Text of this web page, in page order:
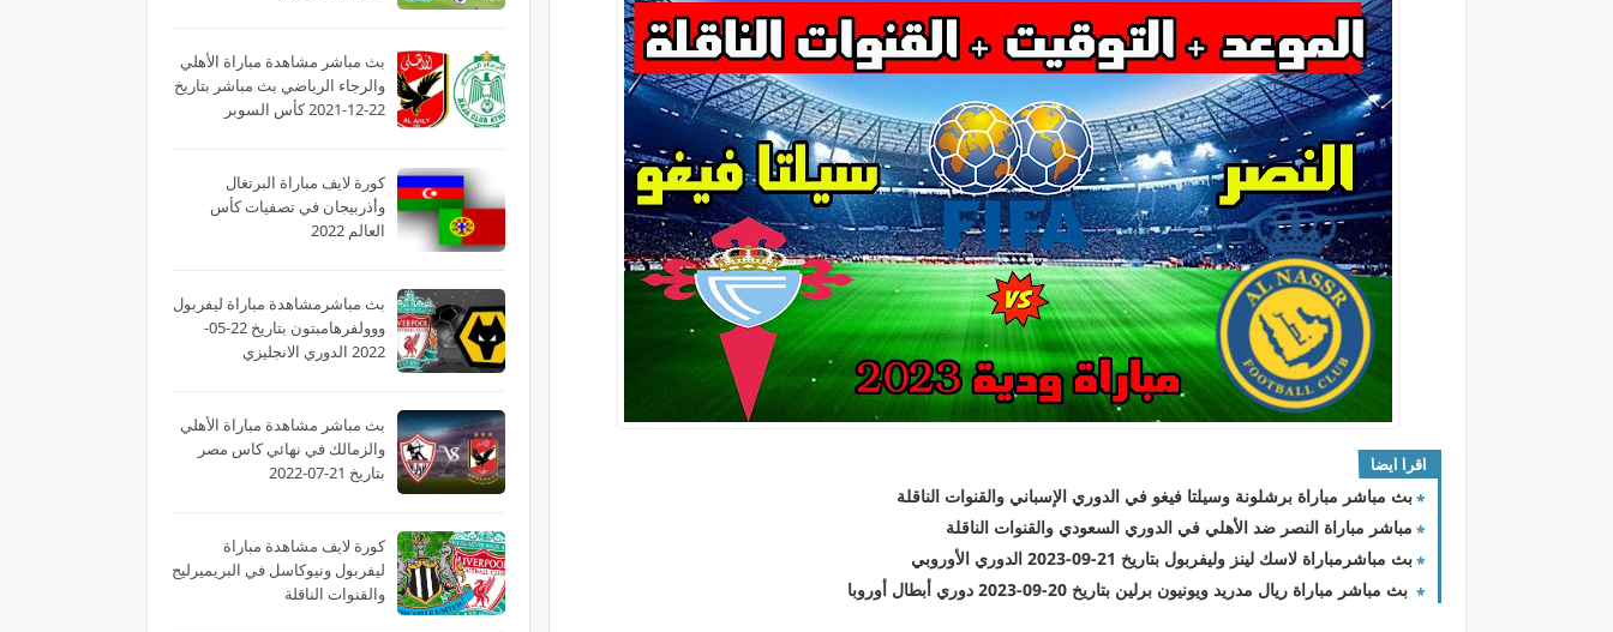
اقرا ايضا
بث مباشر مباراة برشلونة وسيلتا فيغو في الدوري الإسباني والقنوات الناقلة
مباشر مباراة النصر ضد الأهلي في الدوري السعودي والقنوات الناقلة
بث مباشرمباراة لاسك لينز وليفربول بتاريخ 21-09-2023 الدوري الأوروبي
بث مباشر مباراة ريال مدريد ويونيون برلين بتاريخ 20-09-2023 دوري أبطال أوروبا
بث مباشر مشاهدة مباراة الأهلي
والرجاء الرياضي بث مباشر بتاريخ
22-12-2021 كأس السوبر
كورة لايف مباراة البرتغال
وأذربيجان في تصفيات كأس
العالم 2022
بث مباشرمشاهدة مباراة ليفربول
ووولفرهامبتون بتاريخ 22-05-
2022 الدوري الانجليزي
بث مباشر مشاهدة مباراة الأهلي
والزمالك في نهائي كاس مصر
بتاريخ 21-07-2022
كورة لايف مشاهدة مباراة
ليفربول ونيوكاسل في البريميرليج
والقنوات الناقلة